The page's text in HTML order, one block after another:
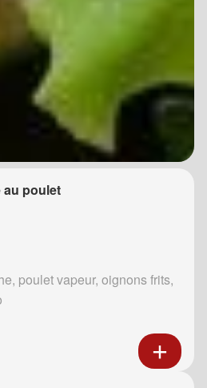
au poulet
poulet vapeur, oignons frits,